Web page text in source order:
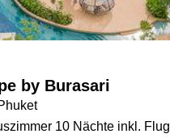
by Burasari
10 Nächte inkl. Flug